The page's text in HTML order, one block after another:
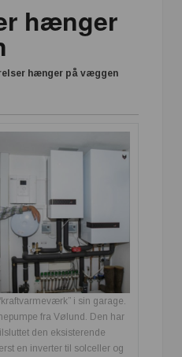
hænger
hænger på væggen
i sin garage.
fra Vølund. Den har
den eksisterende
en inverter til solceller og